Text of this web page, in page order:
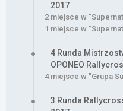
2017
2 miejsce w
1 miejsce w
4 Runda
OPONEO
4 miejsce w "Grupa
3 Runda